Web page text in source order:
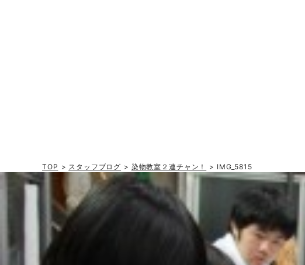
TOP > スタッフブログ > 染物教室２連チャン！ > IMG_5815